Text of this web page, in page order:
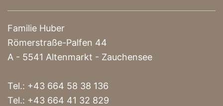
Familie Huber
Römerstraße-Palfen 44
A - 5541 Altenmarkt - Zauchensee
Tel.: +43 664 58 38 136
Tel.: +43 664 41 32 829